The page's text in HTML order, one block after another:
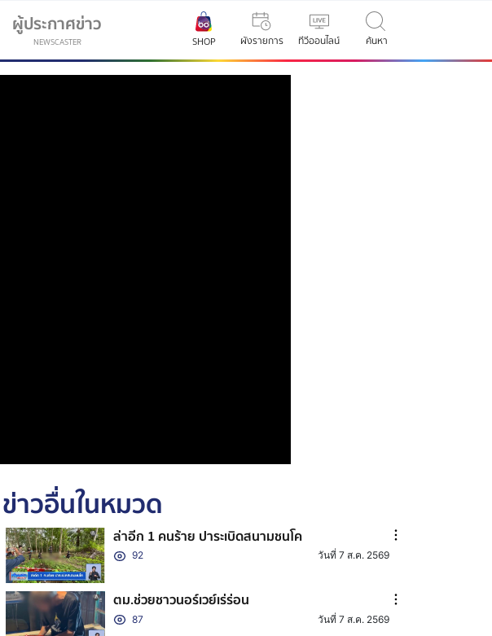
ผู้ประกาศข่าว
NEWSCASTER SHOP ผังรายการ ทีวีออนไลน์ ค้นหา
ข่าวอื่นในหมวด
ล่าอีก 1 คนร้าย ปาระเบิดสนามชนโค
92 วันที่ 7 ส.ค. 2569
ตม.ช่วยชาวนอร์เวย์เร่ร่อน
87 วันที่ 7 ส.ค. 2569